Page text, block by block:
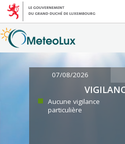
07/08/2026
Aucune vigilance
particulière